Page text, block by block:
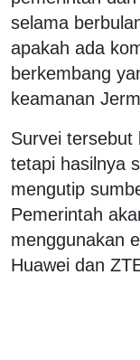
selama
apakah ada
berkembang
keamanan
Survei tersebut
tetapi hasilnya
mengutip
Pemerintah
menggunakan
Huawei dan